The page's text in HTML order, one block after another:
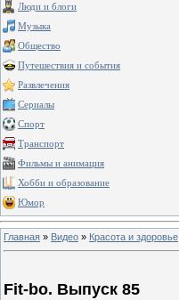
Люди и блоги
Музыка
Общество
Путешествия и события
Развлечения
Сериалы
Спорт
Транспорт
Фильмы и анимация
Хобби и образование
Юмор
Главная » Видео » Красота и здоровье
Fit-bo. Выпуск 85